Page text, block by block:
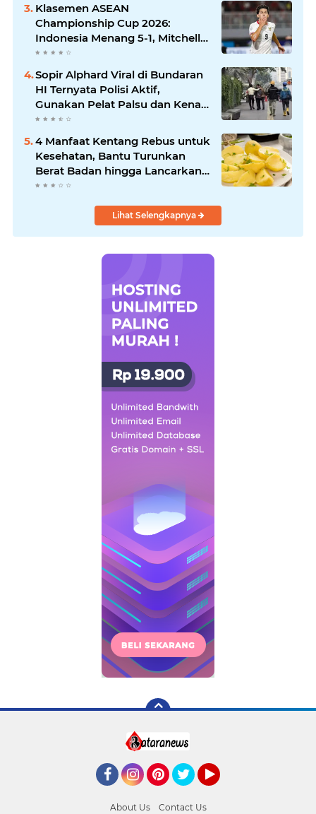
Klasemen ASEAN
Championship Cup 2026:
Indonesia Menang 5-1, Mitchell
Baker Hattrick dan Puncaki Top
Sopir Alphard Viral di Bundaran
HI Ternyata Polisi Aktif,
Gunakan Pelat Palsu dan Kena
Tilang
4 Manfaat Kentang Rebus untuk
Kesehatan, Bantu Turunkan
Berat Badan hingga Lancarkan
Pencernaan
Lihat Selengkapnya
About Us Contact Us